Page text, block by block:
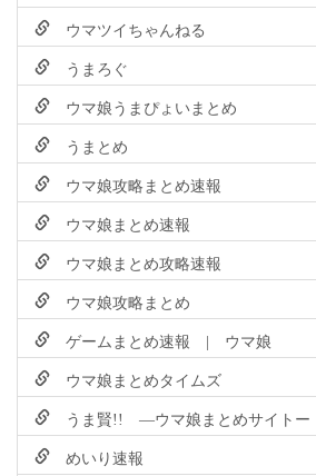
ウマツイちゃんねる
うまろぐ
ウマ娘うまぴょいまとめ
うまとめ
ウマ娘攻略まとめ速報
ウマ娘まとめ速報
ウマ娘まとめ攻略速報
ウマ娘攻略まとめ
ゲームまとめ速報 | ウマ娘
ウマ娘まとめタイムズ
うま賢!! ―ウマ娘まとめサイトー
めいり速報